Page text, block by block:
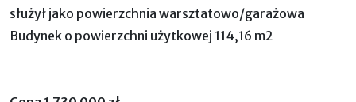
służył jako powierzchnia warsztatowo/garażowa
Budynek o powierzchni użytkowej 114,16 m2